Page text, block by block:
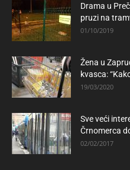
Drama u
pruzi na
01/10/2019
Žena u
kvasca:
19/03/2020
Sve veći
Črnomerca
02/02/2017